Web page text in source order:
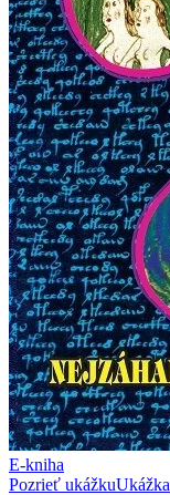
E-kniha
Pozrieť ukážkuUkážka